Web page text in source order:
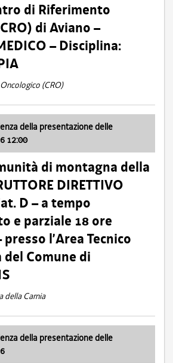
di Riferimento
di Aviano –
– Disciplina:
(CRO)
della presentazione delle
12:00
di montagna della
DIRETTIVO
D – a tempo
e parziale 18 ore
l’Area Tecnico
Comune di
della Carnia
della presentazione delle